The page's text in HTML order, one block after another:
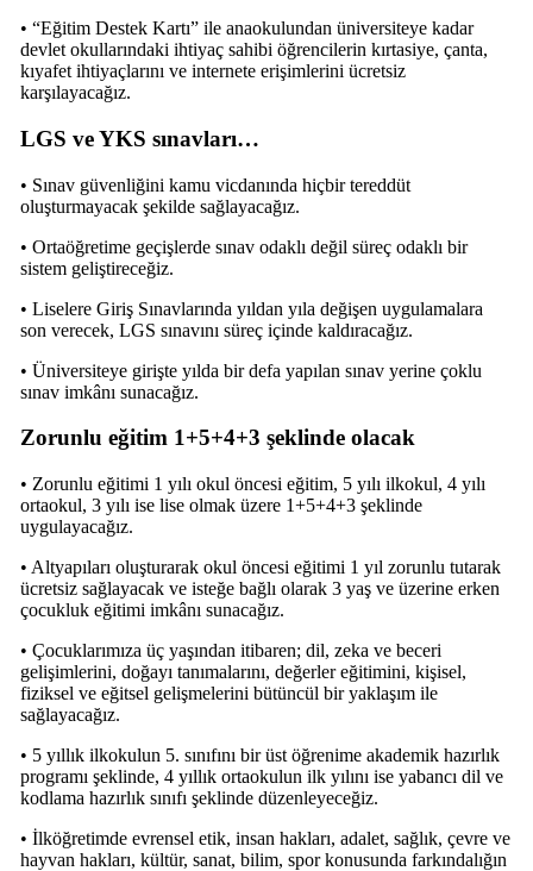
• “Eğitim Destek Kartı” ile anaokulundan üniversiteye kadar
devlet okullarındaki ihtiyaç sahibi öğrencilerin kırtasiye, çanta,
kıyafet ihtiyaçlarını ve internete erişimlerini ücretsiz
karşılayacağız.
LGS ve YKS sınavları…
• Sınav güvenliğini kamu vicdanında hiçbir tereddüt
oluşturmayacak şekilde sağlayacağız.
• Ortaöğretime geçişlerde sınav odaklı değil süreç odaklı bir
sistem geliştireceğiz.
• Liselere Giriş Sınavlarında yıldan yıla değişen uygulamalara
son verecek, LGS sınavını süreç içinde kaldıracağız.
• Üniversiteye girişte yılda bir defa yapılan sınav yerine çoklu
sınav imkânı sunacağız.
Zorunlu eğitim 1+5+4+3 şeklinde olacak
• Zorunlu eğitimi 1 yılı okul öncesi eğitim, 5 yılı ilkokul, 4 yılı
ortaokul, 3 yılı ise lise olmak üzere 1+5+4+3 şeklinde
uygulayacağız.
• Altyapıları oluşturarak okul öncesi eğitimi 1 yıl zorunlu tutarak
ücretsiz sağlayacak ve isteğe bağlı olarak 3 yaş ve üzerine erken
çocukluk eğitimi imkânı sunacağız.
• Çocuklarımıza üç yaşından itibaren; dil, zeka ve beceri
gelişimlerini, doğayı tanımalarını, değerler eğitimini, kişisel,
fiziksel ve eğitsel gelişmelerini bütüncül bir yaklaşım ile
sağlayacağız.
• 5 yıllık ilkokulun 5. sınıfını bir üst öğrenime akademik hazırlık
programı şeklinde, 4 yıllık ortaokulun ilk yılını ise yabancı dil ve
kodlama hazırlık sınıfı şeklinde düzenleyeceğiz.
• İlköğretimde evrensel etik, insan hakları, adalet, sağlık, çevre ve
hayvan hakları, kültür, sanat, bilim, spor konusunda farkındalığın